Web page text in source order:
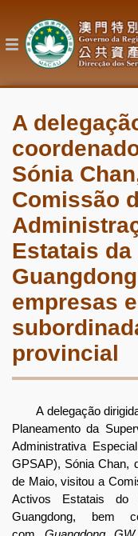
o
conteúdo
目A
Sónia
Comissão
Estatais
empresas
provincial
A delegação dirigida
Planeamento da
Administrativa
GPSAP), Sónia Chan,
de Maio, visitou a
Activos Estatais do
Guangdong, bem